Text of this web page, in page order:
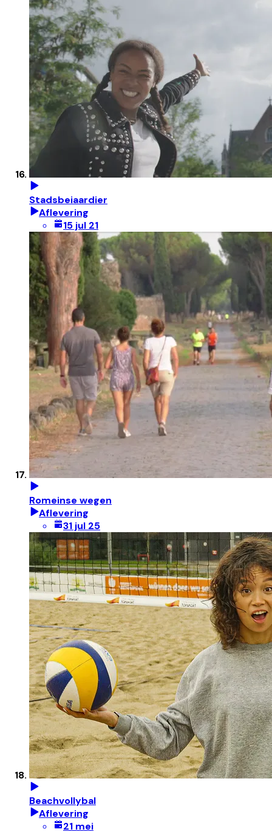
Stadsbeiaardier
Aflevering
15 jul 21
Romeinse wegen
Aflevering
31 jul 25
Beachvollybal
Aflevering
21 mei